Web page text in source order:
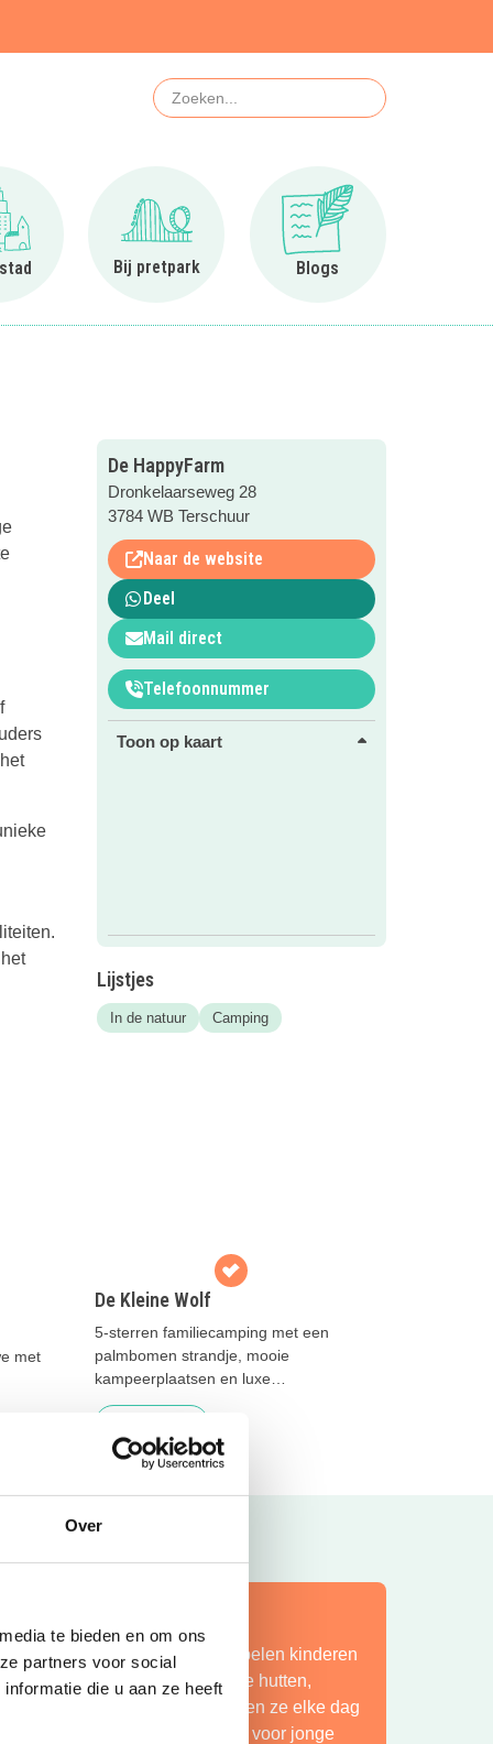
Over
te bieden en om ons
partners voor social
die u aan ze heeft
Zoeken
naar In de stad
Bij pretpark
Ga naar Bij pretpark
Blogs
Ga naar Blogs
De HappyFarm
Dronkelaarseweg 28
3784 WB Terschuur
Naar de website
Deel
Mail direct
Telefoonnummer
Toon op kaart
Lijstjes
In de natuur Camping
met
De Kleine Wolf
5-sterren familiecamping met een
palmbomen strandje, mooie
kampeerplaatsen en luxe
accommodaties
Camping Huttopia De Roos spelen kinderen
in de natuur, bouwen ze hutten,
ze in de Vecht en beleven ze elke dag
nieuw avontuur. Een paradijs voor jonge